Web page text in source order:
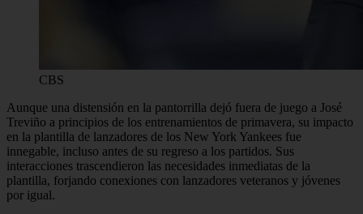
CBS
Aunque una distensión en la pantorrilla dejó fuera de juego a José
Treviño a principios de los entrenamientos de primavera, su impacto
en la plantilla de lanzadores de los New York Yankees fue
innegable, incluso antes de su regreso a los partidos. Sus
interacciones trascendieron las necesidades inmediatas de la
plantilla, forjando conexiones con lanzadores veteranos y jóvenes
por igual.